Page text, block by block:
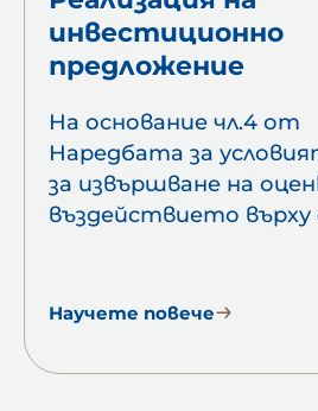
инвестиционно
предложение
На основание чл.4 от
Наредбата за
за извършване на
въздействието
за реализация на
„Монтаж на
Научете повече